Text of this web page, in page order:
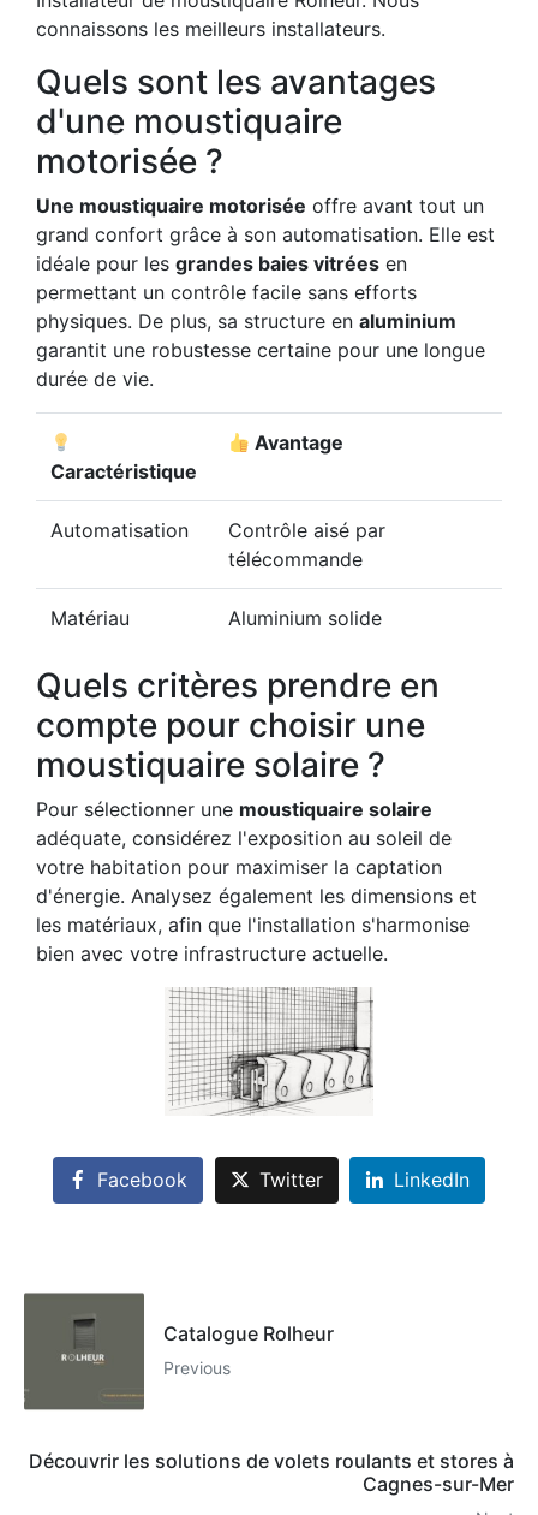
connaissons les meilleurs installateurs.
Quels sont les avantages
d'une moustiquaire
motorisée ?
Une moustiquaire motorisée offre avant tout un
grand confort grâce à son automatisation. Elle est
idéale pour les grandes baies vitrées en
permettant un contrôle facile sans efforts
physiques. De plus, sa structure en aluminium
garantit une robustesse certaine pour une longue
durée de vie.
Caractéristique
Avantage
Automatisation
Contrôle aisé par
télécommande
Matériau Aluminium solide
Quels critères prendre en
compte pour choisir une
moustiquaire solaire ?
Pour sélectionner une moustiquaire solaire
adéquate, considérez l'exposition au soleil de
votre habitation pour maximiser la captation
d'énergie. Analysez également les dimensions et
les matériaux, afin que l'installation s'harmonise
bien avec votre infrastructure actuelle.
Facebook Twitter LinkedIn
Catalogue Rolheur
Previous
Découvrir les solutions de volets roulants et stores à
Cagnes-sur-Mer